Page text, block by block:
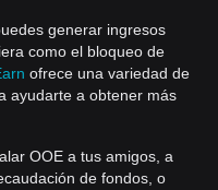
generar ingresos
como el bloqueo de
ofrece una variedad de
ayudarte a obtener más
OOE a tus amigos, a
de fondos, o